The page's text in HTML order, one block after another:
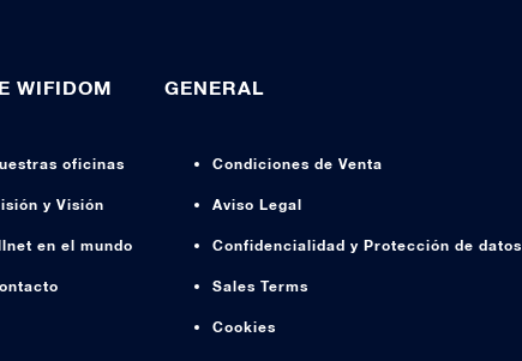
WIFIDOM
oficinas
y Visión
en el mundo
GENERAL
Condiciones de Venta
Aviso Legal
Confidencialidad y Protección de datos
Sales Terms
Cookies